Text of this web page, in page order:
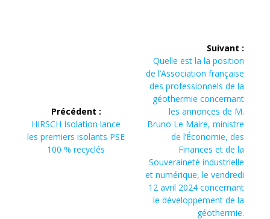
Précédent :
Article
précédent :
HIRSCH Isolation lance
les premiers isolants PSE
100 % recyclés
Suivant :
Article
suivant :
Quelle est la la position
de l’Association française
des professionnels de la
géothermie concernant
les annonces de M.
Bruno Le Maire, ministre
de l’Économie, des
Finances et de la
Souveraineté industrielle
et numérique, le vendredi
12 avril 2024 concernant
le développement de la
géothermie.